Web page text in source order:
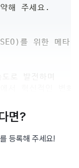
해 주세요.
를 위한 메타
도 줄글로 나열된
면?
등록해 주세요!